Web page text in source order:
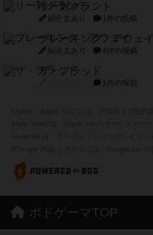
リー対グラント
紹介文あり 1件の投稿
ブレーキング・アウェイ
紹介文あり 4件の投稿
ザ・フラッド
1件の投稿
ボドゲーマTOP